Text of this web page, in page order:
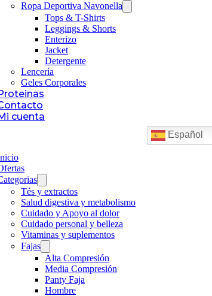
Ropa Deportiva Navonella
Tops & T-Shirts
Leggings & Shorts
Enterizo
Jacket
Detergente
Lencería
Geles Corporales
cuenta
Tés y extractos
Salud digestiva y metabolismo
Cuidado y Apoyo al dolor
Cuidado personal y belleza
Vitaminas y suplementos
Fajas
Alta Compresión
Media Compresión
Panty Faja
Hombre
Español